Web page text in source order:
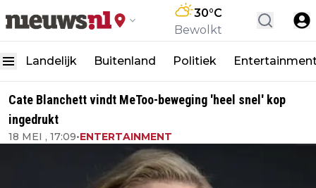
30°C
Bewolkt
Landelijk Buitenland Politiek
Cate Blanchett vindt MeToo-beweging 'heel snel' kop
ingedrukt
18 MEI , 17:09•ENTERTAINMENT